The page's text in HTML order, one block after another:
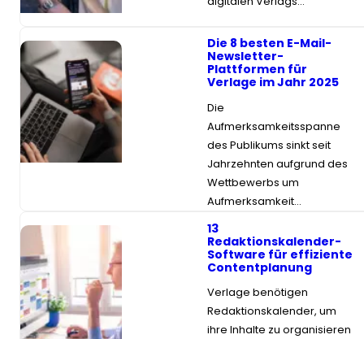
Die 8 besten E-Mail-
Newsletter-
Plattformen für
Verlage im Jahr 2025
Die
Aufmerksamkeitsspanne
des Publikums sinkt seit
Jahrzehnten aufgrund des
Wettbewerbs um
Aufmerksamkeit…
13
Redaktionskalender-
Software für effiziente
Contentplanung
Verlage benötigen
Redaktionskalender, um
ihre Inhalte zu organisieren